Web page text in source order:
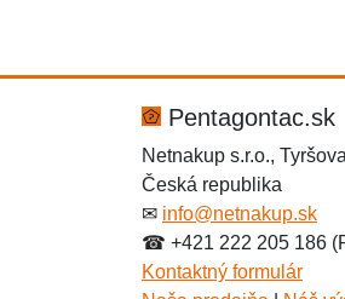
Pentagontac.sk
Netnakup s.r.o.,
Česká republika
✉ info@netnakup.sk
☎ +421 222 205 186
Kontaktný formulár